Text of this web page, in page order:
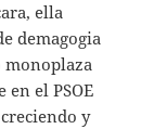
ella
demagogia
monoplaza
en el PSOE
y